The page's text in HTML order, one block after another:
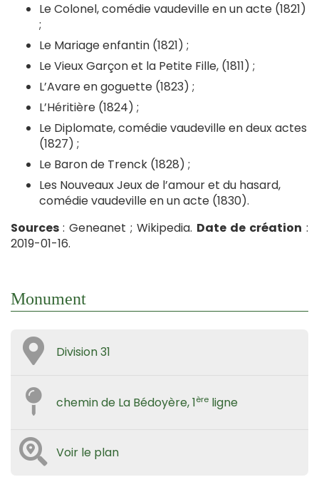
Le Colonel, comédie vaudeville en un acte (1821)
;
Le Mariage enfantin (1821) ;
Le Vieux Garçon et la Petite Fille, (1811) ;
L’Avare en goguette (1823) ;
L’Héritière (1824) ;
Le Diplomate, comédie vaudeville en deux actes
(1827) ;
Le Baron de Trenck (1828) ;
Les Nouveaux Jeux de l’amour et du hasard,
comédie vaudeville en un acte (1830).
Sources : Geneanet ; Wikipedia. Date de création :
2019-01-16.
Monument
Division 31
chemin de La Bédoyère, 1ère ligne
Voir le plan